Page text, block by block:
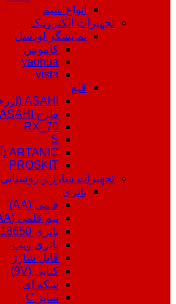
انواع سیم
تجهیزات الکترونیک
نمایشگر لودسل
کاموس
yaohua
vista
قلع
ASAHI (اورجینال)
طرح ASAHI
RX_70
S
ARTANIC (آرتانیک)
PROSKIT
تجهیزات شارژ و روشنایی
باتری
قلمی (AA)
نیم قلمی (AAA)
باتری 18650
باتری ویپ
قابل شارژ
کتابی (9V)
سکه ای
سایز C